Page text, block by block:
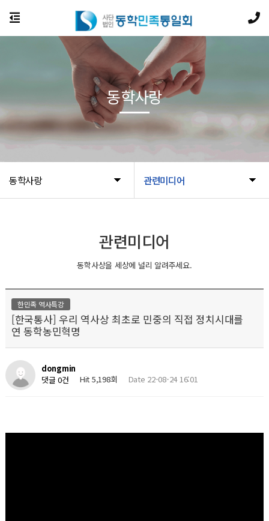
동학사랑 관련미디어
동학사랑
관련미디어
동학사상을 세상에 널리 알려주세요.
한민족 역사특강
[한국통사] 우리 역사상 최초로 민중의 직접 정치시대를
연 동학농민혁명
dongmin
댓글 0건
Hit 5,198회 Date 22-08-24 16:01